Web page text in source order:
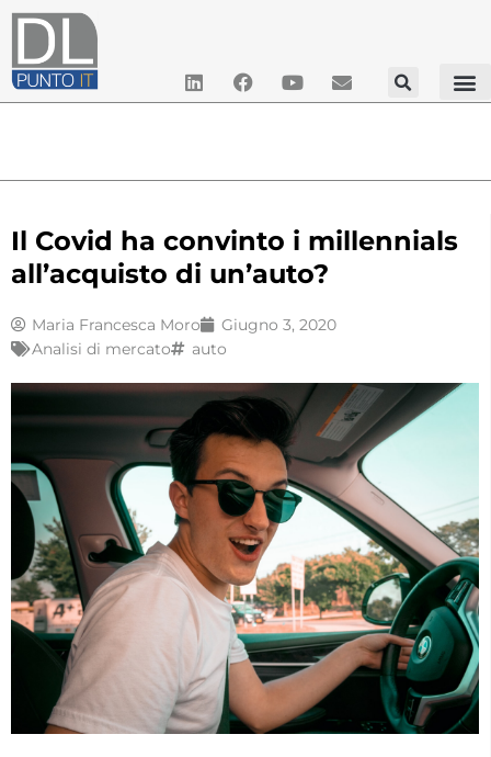
Il Covid ha convinto i millennials
all’acquisto di un’auto?
Maria Francesca Moro
Giugno 3, 2020
Analisi di mercato
auto